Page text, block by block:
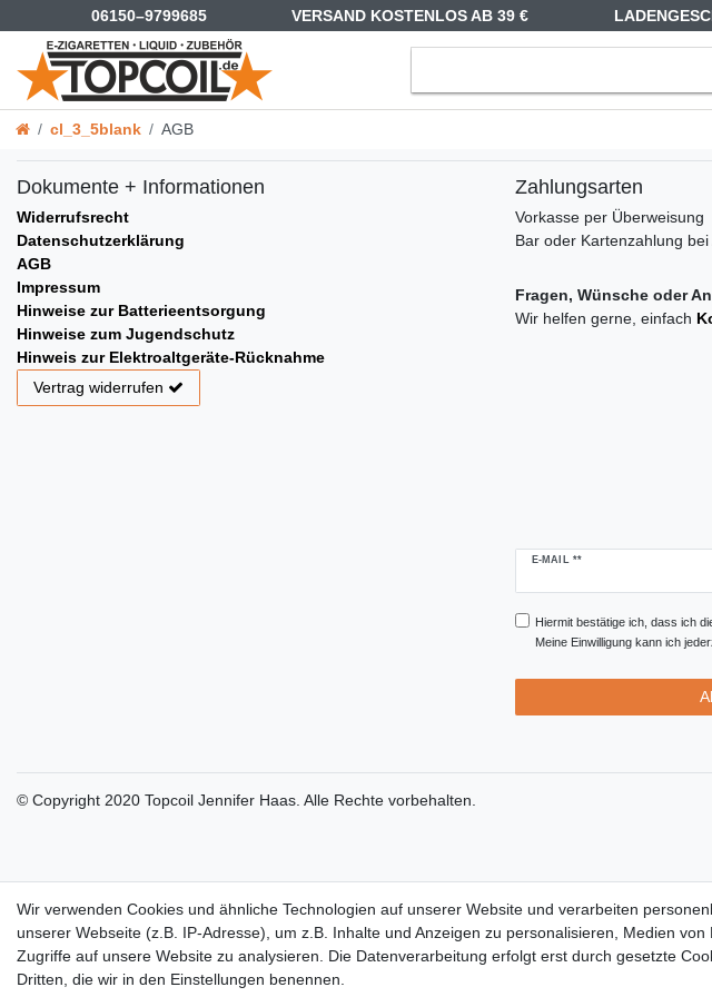
06150–9799685 VERSAND KOSTENLOS AB 39 €
cl_3_5blank AGB
Dokumente + Informationen
Widerrufsrecht
Datenschutzerklärung
AGB
Impressum
Hinweise zur Batterieentsorgung
Hinweise zum Jugendschutz
Hinweis zur Elektroaltgeräte-Rücknahme
Vertrag widerrufen
Zahlungsarten
Vorkasse per Überweisung
Bar oder Kartenzahlung bei
Fragen, Wünsche oder
Wir helfen gerne, einfach
E-MAIL **
Newsletter
Hiermit bestätige ich, dass ich
Meine Einwilligung kann ich
Wir verwenden Cookies und ähnliche Technologien auf unserer Website und verarbeiten
unserer Webseite (z.B. IP-Adresse), um z.B. Inhalte und Anzeigen zu personalisieren, Medien
Zugriffe auf unsere Website zu analysieren. Die Datenverarbeitung erfolgt erst durch gesetzte
Dritten, die wir in den Einstellungen benennen.
© Copyright 2020 Topcoil Jennifer Haas. Alle Rechte vorbehalten.